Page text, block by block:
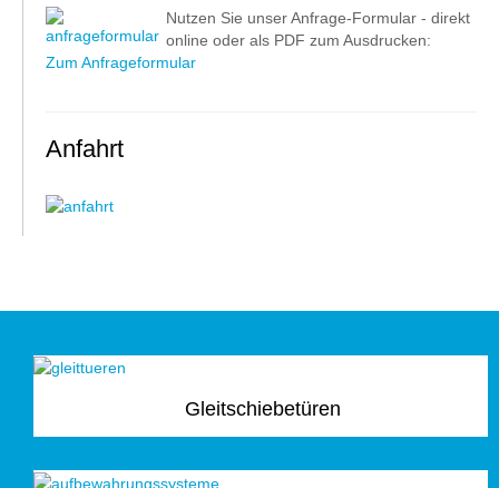
Nutzen Sie unser Anfrage-Formular - direkt
online oder als PDF zum Ausdrucken:
Zum Anfrageformular
Anfahrt
Gleitschiebetüren